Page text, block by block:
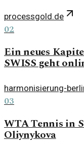
processgold.de
02
Ein neues
SWISS geht
harmonisierung-
03
WTA Tennis in
Oliynykova